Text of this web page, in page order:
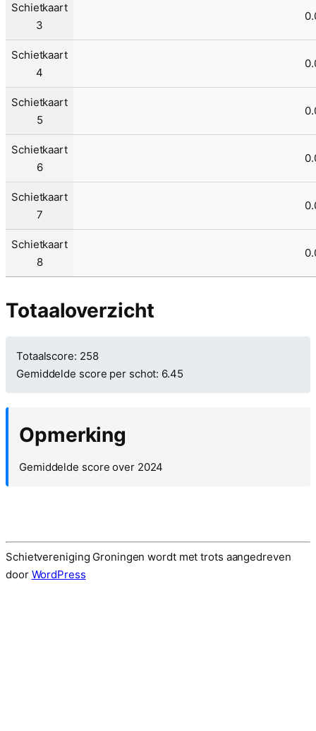
Schietkaart
3
Schietkaart
4
Schietkaart
5
Schietkaart
6
Schietkaart
7
Schietkaart
8
Totaaloverzicht
Totaalscore: 258
Gemiddelde score per schot: 6.45
Opmerking
Gemiddelde score over 2024
Schietvereniging Groningen wordt met trots aangedreven
door WordPress